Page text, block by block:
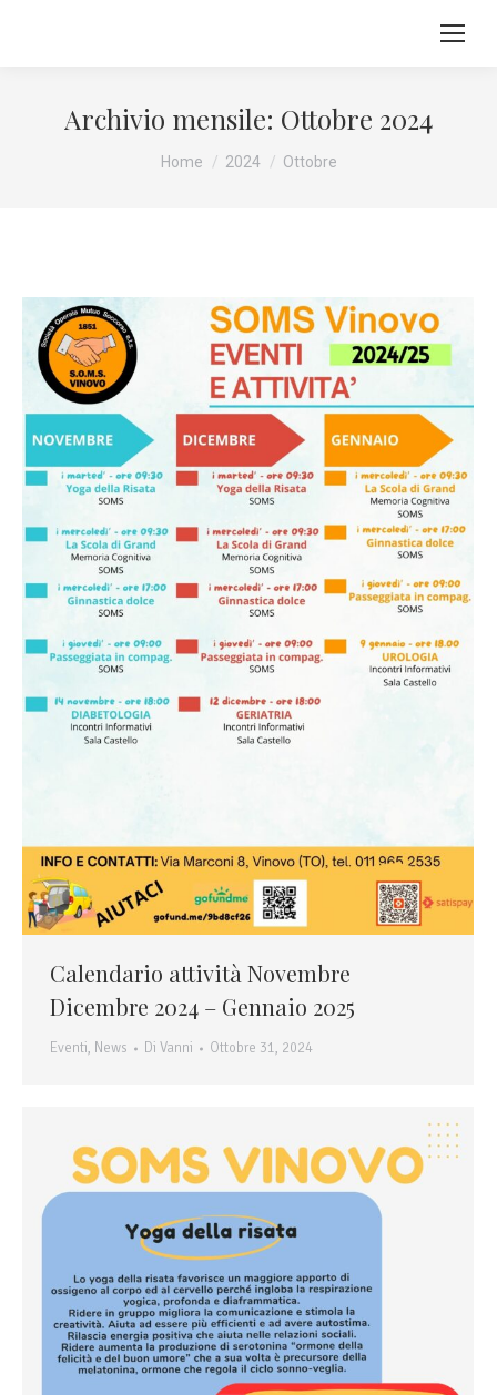
Archivio mensile: Ottobre 2024
Tu sei qui:
Home 2024 Ottobre
Calendario attività Novembre
Dicembre 2024 – Gennaio 2025
Eventi, News Di Vanni Ottobre 31, 2024